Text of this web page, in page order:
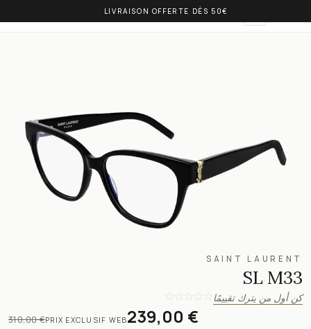
LIVRAISON OFFERTE DÈS 50€
OLIVIA BALM
SAINT LAURENT
SL M33
كن أول من يترك تقييمًا
310,00 €PRIX EXCLUSIF WEB239,00 €